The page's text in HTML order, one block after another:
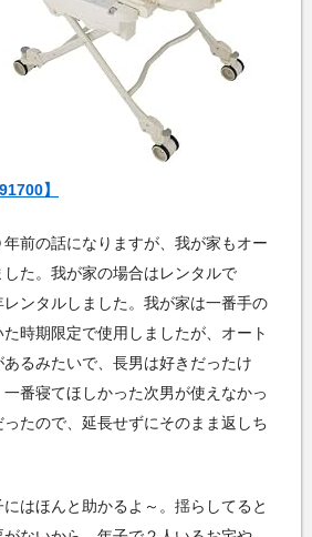
】
前の話になりますが、我が家もオー
した。我が家の場合はレンタルで
レンタルしました。我が家は一番手の
時期限定で使用しましたが、オート
るみたいで、長男は好きだったけ
番寝てほしかった次男が使えなかっ
たので、延長せずにそのまま返しち
はほんと助かるよ～。揺らしてると